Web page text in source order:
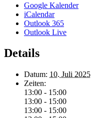
Google Kalender
iCalendar
Outlook 365
Outlook Live
Details
Datum: 10. Juli 2025
Zeiten:
13:00 - 15:00
13:00 - 15:00
13:00 - 15:00